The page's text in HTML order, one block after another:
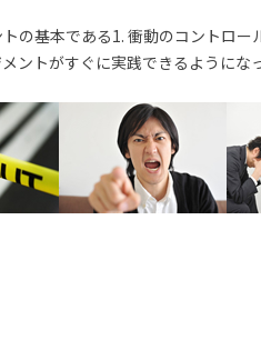
の基本である1. 衝動のコントロー
トがすぐに実践できるようにな